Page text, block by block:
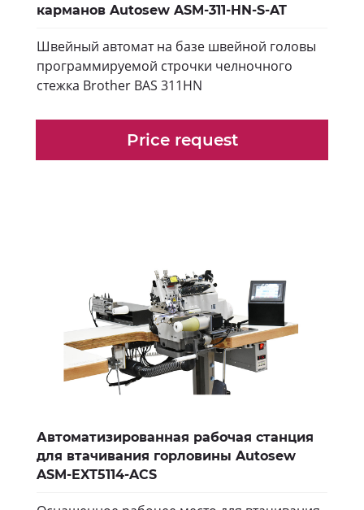
карманов Autosew ASM-311-HN-S-AT
Швейный автомат на базе швейной головы
программируемой строчки челночного
стежка Brother BAS 311HN
Price request
Автоматизированная рабочая станция
для втачивания горловины Autosew
ASM-EXT5114-ACS